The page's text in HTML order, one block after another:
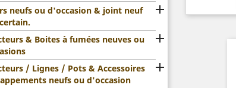
neufs ou d'occasion & joint neuf

& Boites à fumées neuves ou

/ Lignes / Pots & Accessoires
neufs ou d'occasion
